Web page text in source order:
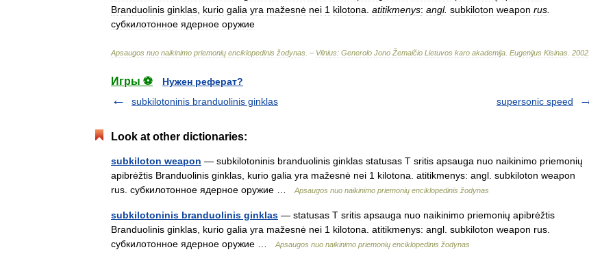
Branduolinis ginklas kurio galia yra mažesnė nei 1 kilotona atitikmenys: angl. subkiloton weapon rus
субкилотонное ядерное оружие
Apsaugos nuo naikinimo priemonių enciklopedinis žodynas . – Vilnius: Generolo Jono Žemaičio Lietuvos karo akademija Eugenijus Kisinas 2002
Игры ⚽
Нужен реферат?
subkilotoninis branduolinis ginklas
supersonic speed
Look at other dictionaries:
subkiloton weapon — subkilotoninis branduolinis ginklas statusas T sritis apsauga nuo naikinimo priemonių
apibrėžtis Branduolinis ginklas, kurio galia yra mažesnė nei 1 kilotona. atitikmenys: angl. subkiloton weapon
rus. субкилотонное ядерное оружие …
Apsaugos nuo naikinimo priemonių enciklopedinis žodynas
subkilotoninis branduolinis ginklas — statusas T sritis apsauga nuo naikinimo priemonių apibrėžtis
Branduolinis ginklas, kurio galia yra mažesnė nei 1 kilotona. atitikmenys: angl. subkiloton weapon rus.
субкилотонное ядерное оружие …
Apsaugos nuo naikinimo priemonių enciklopedinis žodynas